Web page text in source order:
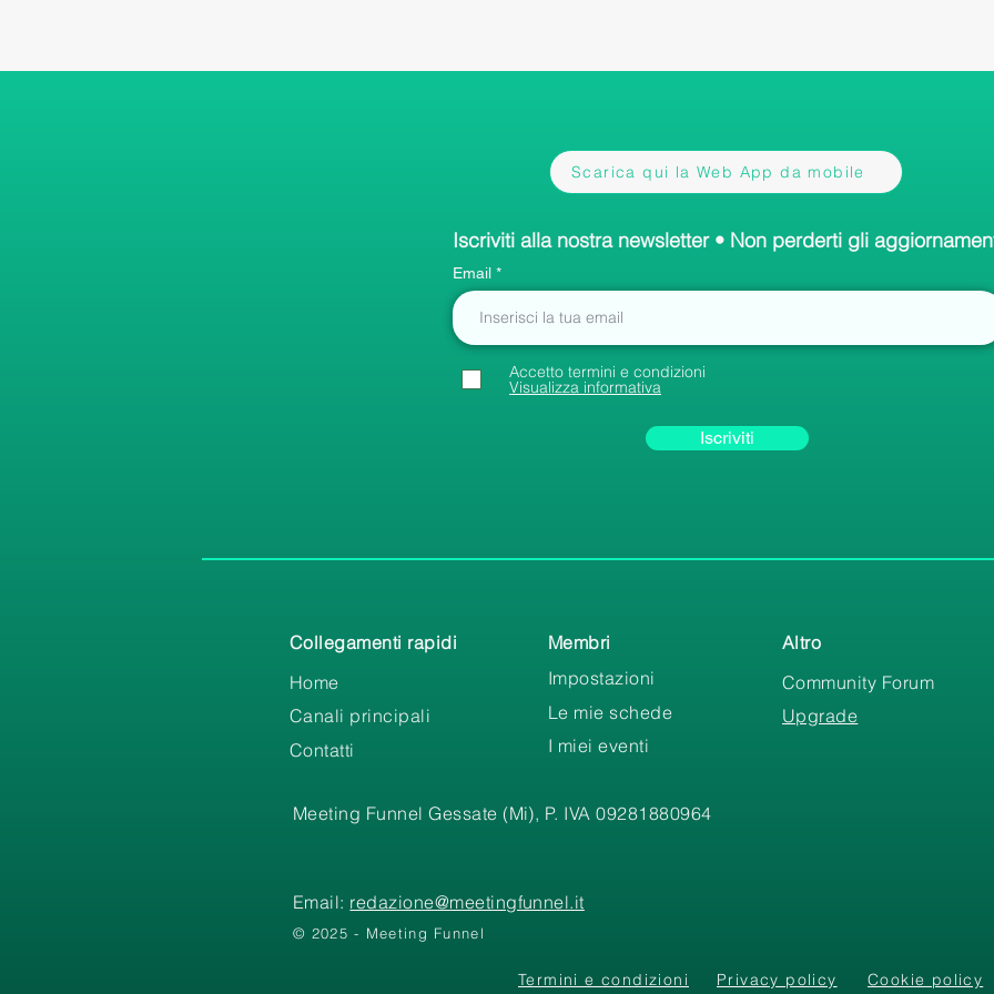
Scarica qui la Web App da mobile
Iscriviti alla nostra newsletter • Non perderti gli
Email
Accetto termini e condizioni
Visualizza informativa
Iscriviti
Collegamenti rapidi
Home
Canali principali
Contatti
Membri
Impostazioni
Le mie schede
I miei eventi
Altro
Community Forum
Upgrade
Meeting Funnel Gessate (Mi), P. IVA 09281880964
Email: redazione@meetingfunnel.it
© 2025 - Meeting Funnel
Termini e condizioni Privacy policy Cookie policy